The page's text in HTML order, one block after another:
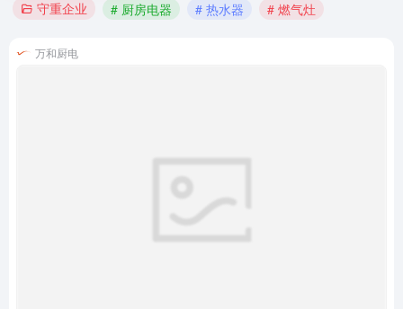
守重企业 # 厨房电器 # 热水器 # 燃气灶
万和厨电